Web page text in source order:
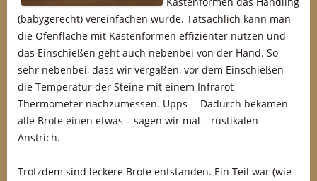
(babygerecht) vereinfachen würde. Tatsächlich kann man
die Ofenfläche mit Kastenformen effizienter nutzen und
das Einschießen geht auch nebenbei von der Hand. So
sehr nebenbei, dass wir vergaßen, vor dem Einschießen
die Temperatur der Steine mit einem Infrarot-
Thermometer nachzumessen. Upps… Dadurch bekamen
alle Brote einen etwas – sagen wir mal – rustikalen
Anstrich.
Trotzdem sind leckere Brote entstanden. Ein Teil war (wie